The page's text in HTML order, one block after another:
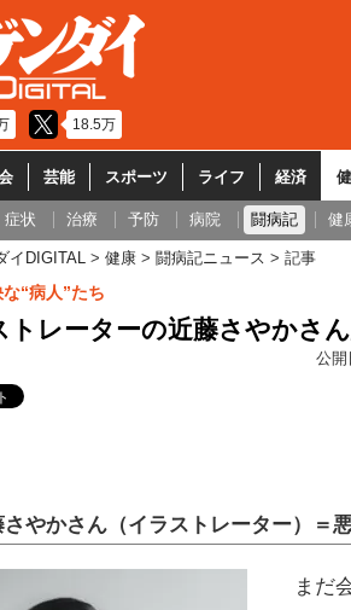
18.5万
芸能 スポーツ ライフ 経済
症状 治療 予防 病院 闘病記 健
イDIGITAL 健康 闘病記ニュース 記事
“病人”たち
トレーターの近藤さやかさ
公開
さやかさん（イラストレーター）＝
まだ